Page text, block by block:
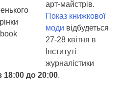
арт-майстрів.
Показ книжкової
моди відбудеться
27-28 квітня в
Інституті
журналістики
18:00 до 20:00.